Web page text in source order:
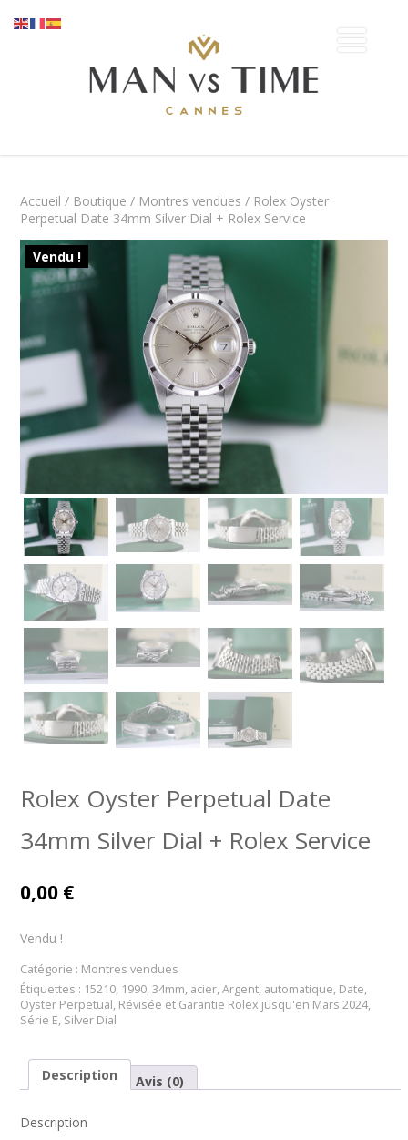
Accueil / Boutique / Montres vendues / Rolex Oyster
Perpetual Date 34mm Silver Dial + Rolex Service
Vendu !
Rolex Oyster Perpetual Date
34mm Silver Dial + Rolex Service
0,00 €
Vendu !
Catégorie : Montres vendues
Étiquettes : 15210, 1990, 34mm, acier, Argent, automatique, Date,
Oyster Perpetual, Révisée et Garantie Rolex jusqu'en Mars 2024,
Série E, Silver Dial
Description Avis (0)
Description